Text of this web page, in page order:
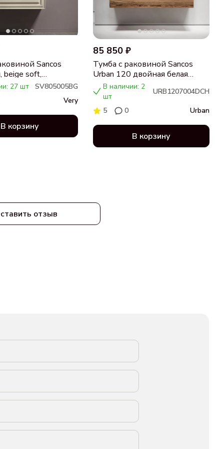
Sancos
beige soft,
бежевая,
27 шт
SV805005BG
Very
В корзину
85 850 ₽
Тумба с раковиной Sancos
Urban 120 двойная белая
раковина CN7004, дуб
чарльстон
В наличии: 2
шт
URB1207004DCH
5
0 Urban
В корзину
отзыв